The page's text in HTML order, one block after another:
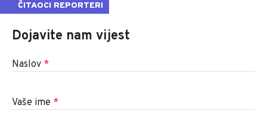
ČITAOCI REPORTERI
Dojavite nam vijest
Naslov *
Vaše ime *